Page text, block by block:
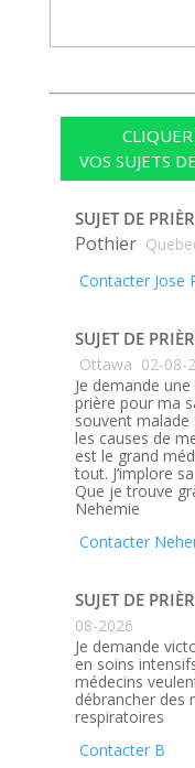
VOS SUJETS
SUJET DE
Pothier
Contacter Jose
SUJET DE
Ottawa 02-08-
Je demande
prière pour ma
souvent malade
les causes de
est le grand
tout. J’implore
Que je trouve
Nehemie
Contacter
SUJET DE
08-2026
Je demande
en soins
médecins
débrancher des
respiratoires
Contacter B